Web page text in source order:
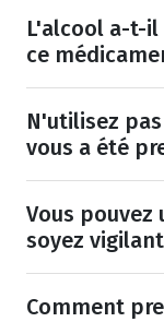
L'alcool a-t-
ce
N'utilisez
vous a été
Vous
soyez vigilant
Comment